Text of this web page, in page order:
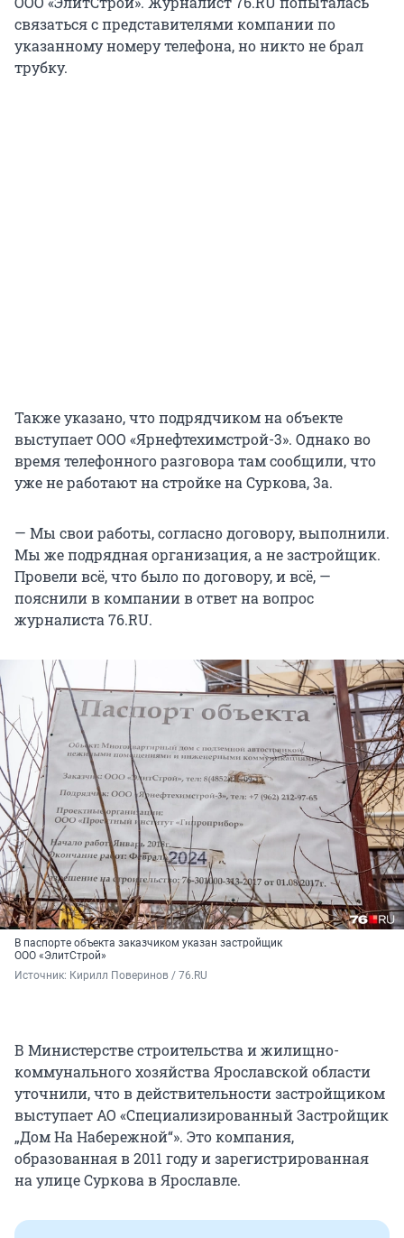
связаться с представителями компании по
указанному номеру телефона, но никто не брал
трубку.
Также указано, что подрядчиком на объекте
выступает ООО «Ярнефтехимстрой-3». Однако во
время телефонного разговора там сообщили, что
уже не работают на стройке на Суркова, 3а.
— Мы свои работы, согласно договору, выполнили.
Мы же подрядная организация, а не застройщик.
Провели всё, что было по договору, и всё, —
пояснили в компании в ответ на вопрос
журналиста 76.RU.
В паспорте объекта заказчиком указан застройщик
ООО «ЭлитСтрой»
Источник: Кирилл Поверинов / 76.RU
В Министерстве строительства и жилищно-
коммунального хозяйства Ярославской области
уточнили, что в действительности застройщиком
выступает АО «Специализированный Застройщик
„Дом На Набережной“». Это компания,
образованная в 2011 году и зарегистрированная
на улице Суркова в Ярославле.